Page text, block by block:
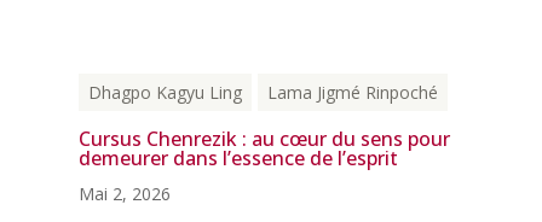
Dhagpo Kagyu Ling Lama Jigmé Rinpoché
Cursus Chenrezik : au cœur du sens pour
demeurer dans l’essence de l’esprit
Mai 2, 2026